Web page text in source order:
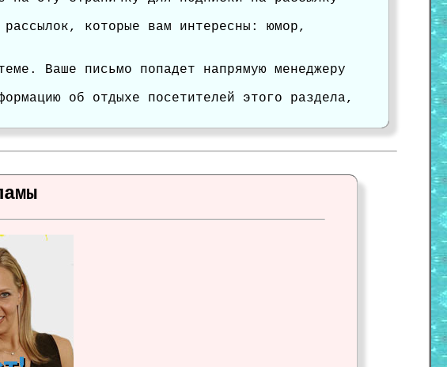
которые вам интересны: юмор,
Ваше письмо попадет напрямую менеджеру
об отдыхе посетителей этого раздела,